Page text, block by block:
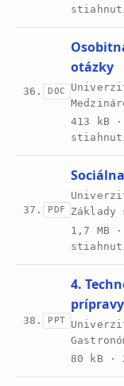
36. DOC
otázky
413 kB ·
37. PDF
Základy
1,7 MB ·
38. PPT
4.
80 kB ·